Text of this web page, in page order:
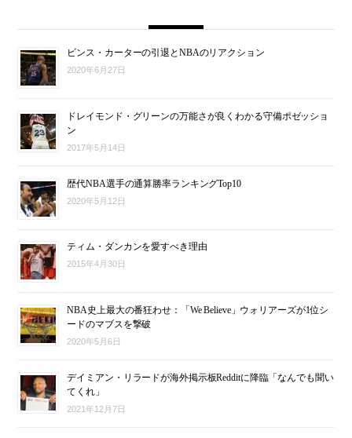
ビンス・カーターの引退とNBAのリアクション
2020年6月27日
ドレイモンド・グリーンの万能さが良くわかる守備ポゼッショ
ン
2017年5月14日
歴代NBA選手の通算勝率ランキングTop10
2020年5月12日
ティム・ダンカンを愛すべき理由
2015年4月30日
NBA史上最大の番狂わせ：「We Believe」ウォリアーズが1位シ
ードのマブスを撃破
2020年5月6日
デイミアン・リラードが海外掲示板Redditに降臨「なんでも聞い
てくれ」
2021年12月7日